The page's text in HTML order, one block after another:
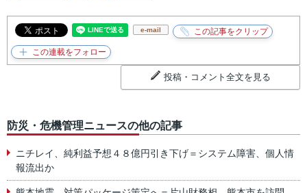
e-mail
投稿・コメント全文を見る
防災・危機管理ニュースの他の記事
ニチレイ、純利益予想４８億円引き下げ＝システム障害、個人情
報流出か